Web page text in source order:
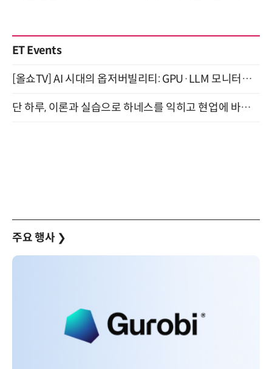
ET Events
[올쇼TV] AI 시대의 옵저버빌리티: GPU·LLM 모니터링부터 AI 기반 장애 대응까지 (8/11 생방송)
단 하루, 이론과 실습으로 하네스를 익히고 현업에 바로 쓰는 핸즈온 워크숍 (8/20)
주요 행사 ❯